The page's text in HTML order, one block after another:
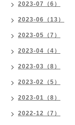
2023-07（6）
2023-06（13）
2023-05（7）
2023-04（4）
2023-03（8）
2023-02（5）
2023-01（8）
2022-12（7）